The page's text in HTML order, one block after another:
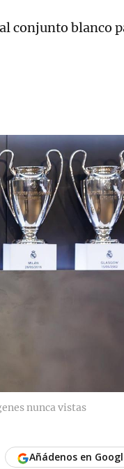
conjunto blanco
nunca vistas
Añádenos en